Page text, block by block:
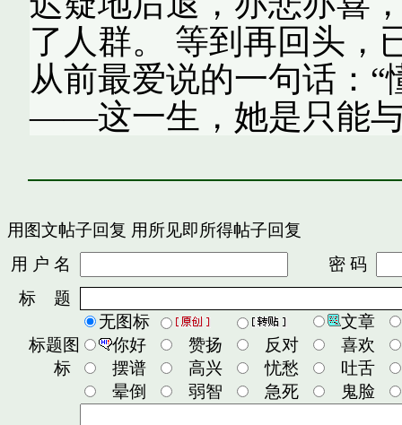
了人群。 等到再回头，
从前最爱说的一句话：
——这一生，她是只能
用图文帖子回复 用所见即所得帖子回复
用 户 名
密 码
标 题
标题图
标
无图标
文章
你好
赞扬 反对
喜欢
摆谱
高兴 忧愁
吐舌
晕倒
弱智 急死 鬼脸